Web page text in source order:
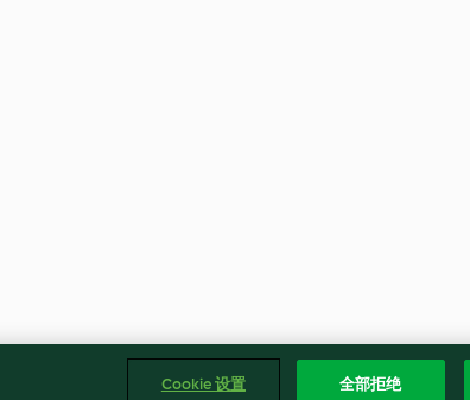
Cookie 设置 全部拒绝